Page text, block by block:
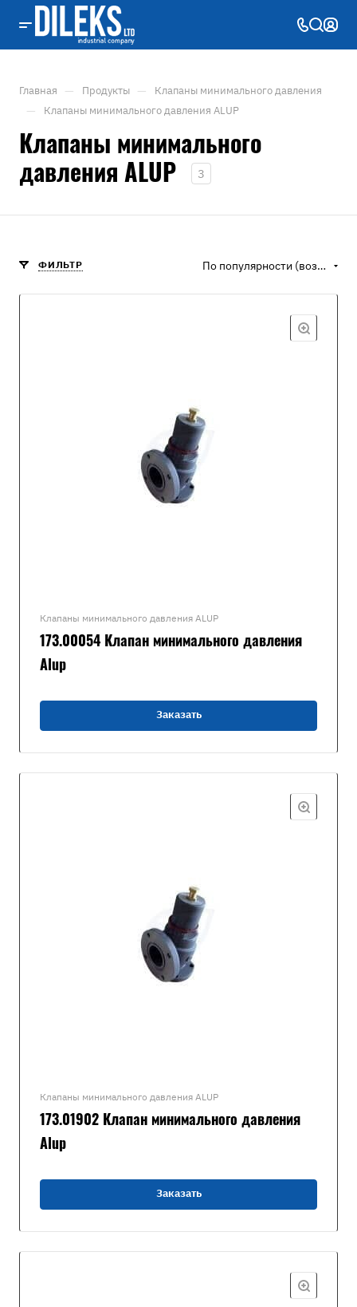
Главная — Продукты — Клапаны минимального давления
— Клапаны минимального давления ALUP
Клапаны минимального
давления ALUP
3
ФИЛЬТР По популярности (возрастание)
Клапаны минимального давления ALUP
173.00054 Клапан минимального давления
Alup
Заказать
Клапаны минимального давления ALUP
173.01902 Клапан минимального давления
Alup
Заказать